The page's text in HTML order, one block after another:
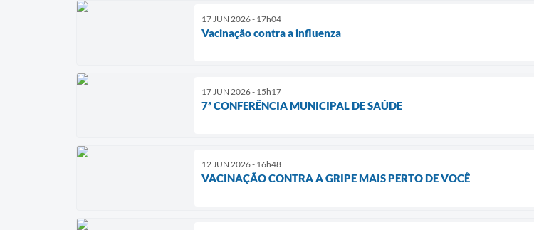
17 JUN 2026 - 17h04
Vacinação contra a influenza
17 JUN 2026 - 15h17
7ª CONFERÊNCIA MUNICIPAL DE SAÚDE
12 JUN 2026 - 16h48
VACINAÇÃO CONTRA A GRIPE MAIS PERTO DE VOCÊ